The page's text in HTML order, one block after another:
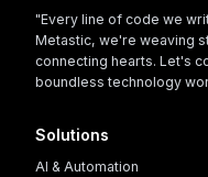
"Every line of code we
Metastic, we're weaving
connecting hearts. Let's
boundless technology
Solutions
AI & Automation